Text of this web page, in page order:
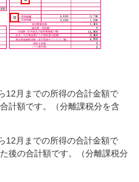
12月までの所得の合計金額で
計額です。（分離課税分を含
12月までの所得の合計金額で
後の合計額です。（分離課税分